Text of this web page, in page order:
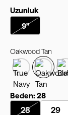
Uzunluk
9"
Oakwood Tan
Beden: 28
28 29